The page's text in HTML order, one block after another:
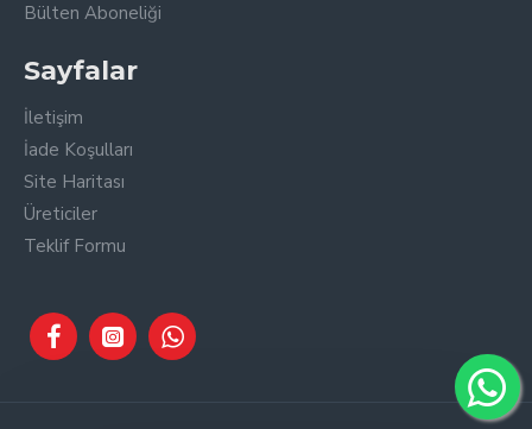
Bülten Aboneliği
Sayfalar
İletişim
İade Koşulları
Site Haritası
Üreticiler
Teklif Formu